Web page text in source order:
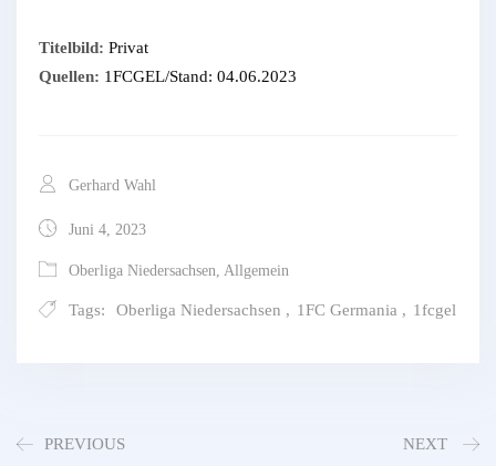
Titelbild: Privat
Quellen: 1FCGEL/Stand: 04.06.2023
Gerhard Wahl
Juni 4, 2023
Oberliga Niedersachsen Allgemein
Tags: Oberliga Niedersachsen , 1FC Germania , 1fcgel
PREVIOUS NEXT